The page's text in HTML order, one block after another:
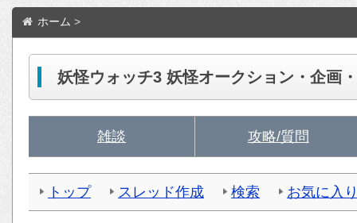
ホーム >
妖怪ウォッチ3 妖怪オークション・企画
雑談 攻略/質問
トップ スレッド作成 検索 お気に入